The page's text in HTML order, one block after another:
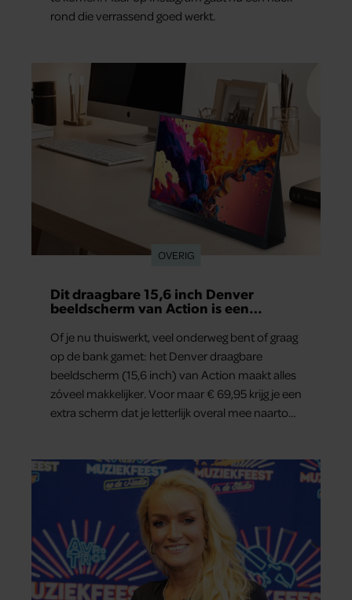
rond die verrassend goed werkt.
OVERIG
Dit draagbare 15,6 inch Denver
beeldscherm van Action is een
binge-watchers
Of je nu thuiswerkt, veel onderweg bent of graag
op de bank gamet: het Denver draagbare
beeldscherm (15,6 inch) van Action maakt alles
zóveel makkelijker. Voor maar € 69,95 krijg je een
extra scherm dat je letterlijk overal mee naartoe